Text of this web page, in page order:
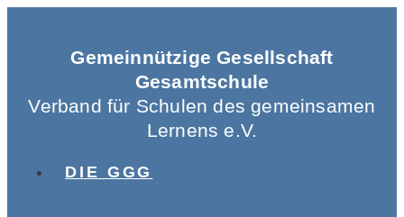
Gemeinnützige Gesellschaft
Gesamtschule
Verband für Schulen des gemeinsamen
Lernens e.V.
DIE GGG